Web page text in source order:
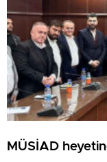
MÜSİAD